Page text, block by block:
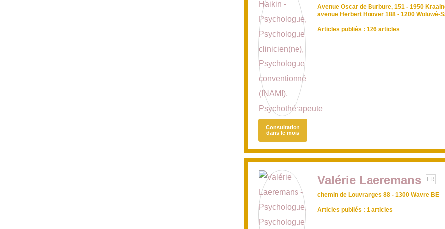
Consultation
dans le mois
Avenue Oscar de Burbure, 151 - 1950
avenue Herbert Hoover 188 - 1200 Woluwé-
Articles publiés : 126 articles
Valérie Laeremans FR
chemin de Louvranges 88 - 1300 Wavre BE
Articles publiés : 1 articles